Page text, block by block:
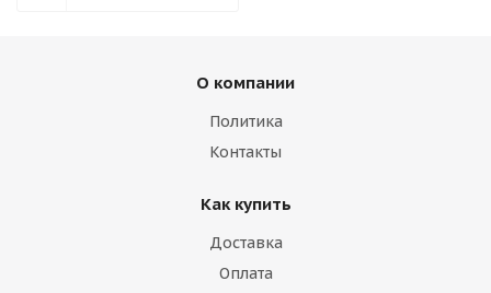
О компании
Политика
Контакты
Как купить
Доставка
Оплата